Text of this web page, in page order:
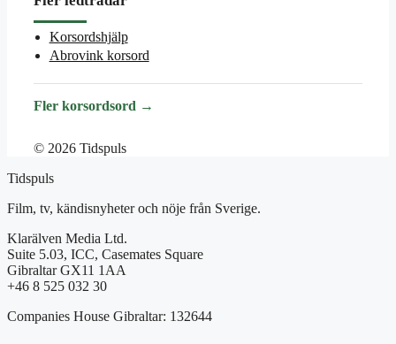
Korsordshjälp
Abrovink korsord
Fler korsordsord →
© 2026 Tidspuls
Tidspuls
Film, tv, kändisnyheter och nöje från Sverige.
Klarälven Media Ltd.
Suite 5.03, ICC, Casemates Square
Gibraltar GX11 1AA
+46 8 525 032 30
Companies House Gibraltar: 132644